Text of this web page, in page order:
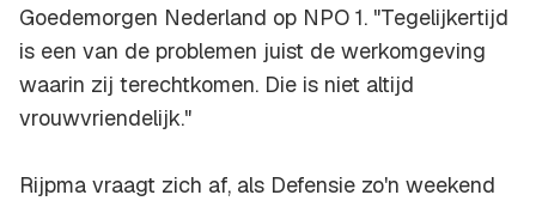
Goedemorgen Nederland op NPO 1. "Tegelijkertijd
is een van de problemen juist de werkomgeving
waarin zij terechtkomen. Die is niet altijd
vrouwvriendelijk."
Rijpma vraagt zich af, als Defensie zo'n weekend